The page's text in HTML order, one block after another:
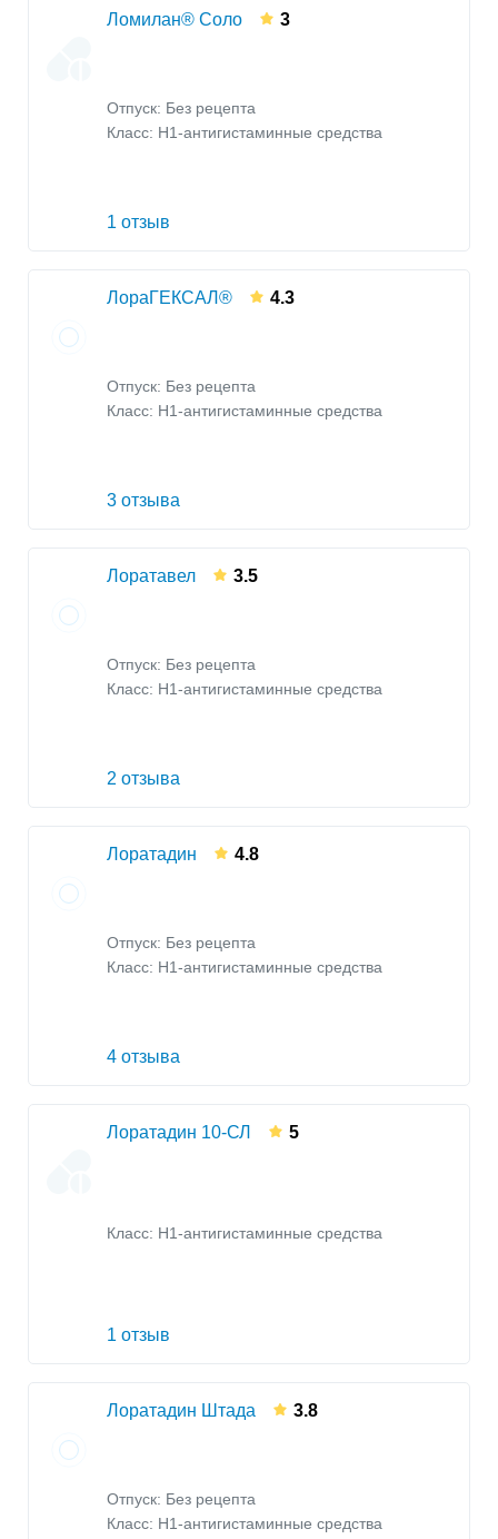
Ломилан® Соло 3
Отпуск: Без рецепта
Класс: H1-антигистаминные средства
1 отзыв
ЛораГЕКСАЛ® 4.3
Отпуск: Без рецепта
Класс: H1-антигистаминные средства
3 отзыва
Лоратавел 3.5
Отпуск: Без рецепта
Класс: H1-антигистаминные средства
2 отзыва
Лоратадин 4.8
Отпуск: Без рецепта
Класс: H1-антигистаминные средства
4 отзыва
Лоратадин 10-СЛ 5
Класс: H1-антигистаминные средства
1 отзыв
Лоратадин Штада 3.8
Отпуск: Без рецепта
Класс: H1-антигистаминные средства